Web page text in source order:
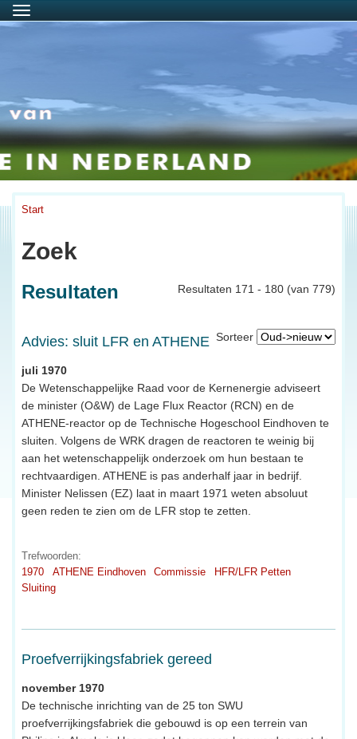
Menu
Start
Zoek
Resultaten 171 - 180 (van 779)
Resultaten
Sorteer
Advies: sluit LFR en ATHENE
juli 1970
De Wetenschappelijke Raad voor de Kernenergie adviseert
de minister (O&W) de Lage Flux Reactor (RCN) en de
ATHENE-reactor op de Technische Hogeschool Eindhoven te
sluiten. Volgens de WRK dragen de reactoren te weinig bij
aan het wetenschappelijk onderzoek om hun bestaan te
rechtvaardigen. ATHENE is pas anderhalf jaar in bedrijf.
Minister Nelissen (EZ) laat in maart 1971 weten absoluut
geen reden te zien om de LFR stop te zetten.
Trefwoorden:
1970
ATHENE Eindhoven Commissie
HFR/LFR Petten
Sluiting
Proefverrijkingsfabriek gereed
november 1970
De technische inrichting van de 25 ton SWU
proefverrijkingsfabriek die gebouwd is op een terrein van